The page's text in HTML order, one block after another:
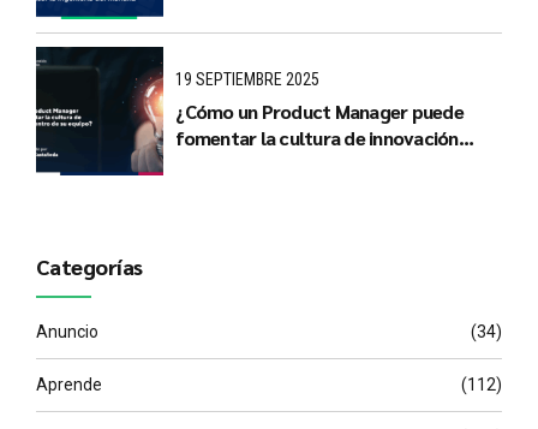
19 SEPTIEMBRE 2025
¿Cómo un Product Manager puede
fomentar la cultura de innovación
Categorías
Anuncio (34)
Aprende (112)